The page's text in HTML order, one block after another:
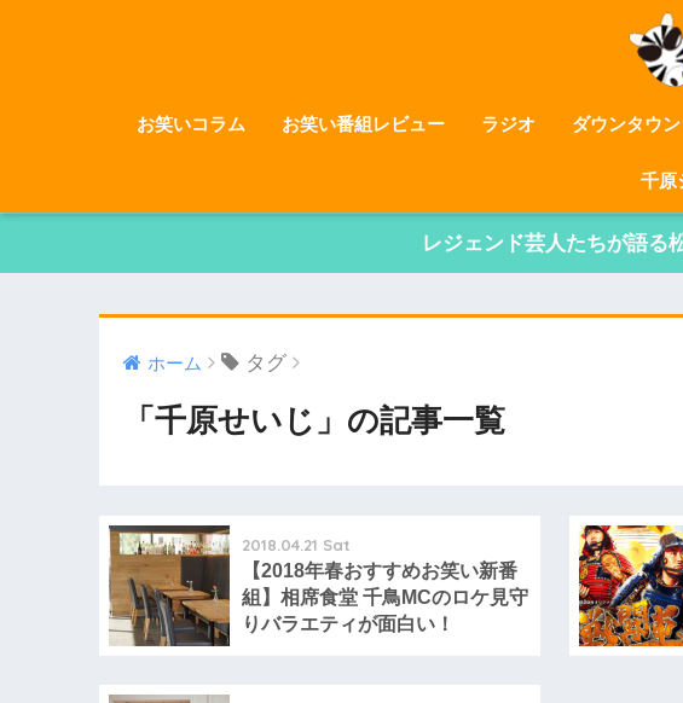
お笑いコラム お笑い番組レビュー ラジオ ダウンタウン
千原
レジェンド芸人たちが語る
ホーム タグ
「千原せいじ」の記事一覧
2018.04.21 Sat
【2018年春おすすめお笑い新番
組】相席食堂 千鳥MCのロケ見守
りバラエティが面白い！